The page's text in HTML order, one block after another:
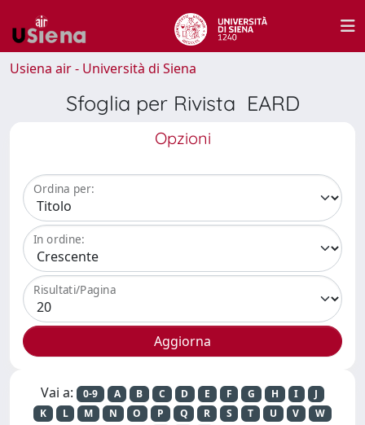
Usiena air - Università di Siena
Sfoglia per Rivista EARD
Opzioni
Ordina per:
In ordine:
Risultati/Pagina
Vai a: 0-9 A B C D E F G H I
J
K
L M N O P Q R S T U V
W